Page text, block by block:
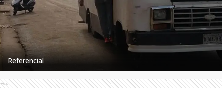
Referencial
Ads